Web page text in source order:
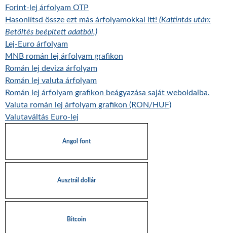
Forint-lej árfolyam OTP
Hasonlítsd össze ezt más árfolyamokkal itt! (Kattintás után:
Betöltés beépített adatból.)
Lej-Euro árfolyam
MNB román lej árfolyam grafikon
Román lej deviza árfolyam
Román lej valuta árfolyam
Román lej árfolyam grafikon beágyazása saját weboldalba.
Valuta román lej árfolyam grafikon (RON/HUF)
Valutaváltás Euro-lej
Angol font
Ausztrál dollár
Bitcoin